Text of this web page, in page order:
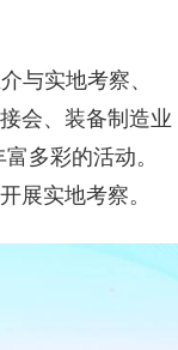
与实地考察、
会、装备制造业
多彩的活动。
展实地考察。